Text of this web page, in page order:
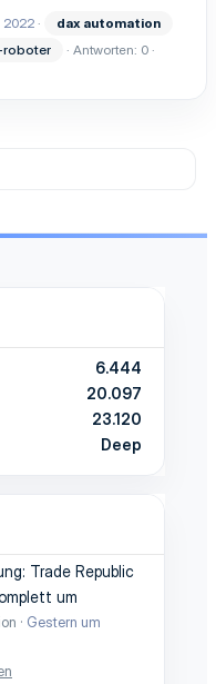
2022 dax automation
Antworten: 0
6.444
20.097
23.120
Deep
Trade Republic
um
Gestern um